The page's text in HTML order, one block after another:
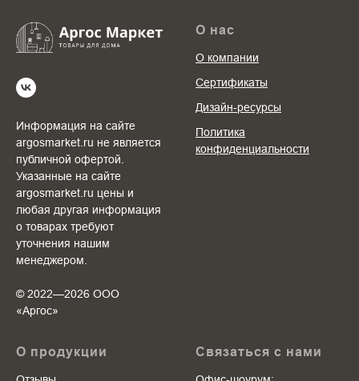
Информация на сайте
argosmarket.ru не является
публичной офертой.
Указанные на сайте
argosmarket.ru цены и
любая другая информация
о товарах требуют
уточнения нашим
менеджером.
© 2022—2026 ООО
«Аргоc»
О нас
О компании
Сертификаты
Дизайн-ресурсы
Политика
конфиденциальности
О продукции Связаться с нами